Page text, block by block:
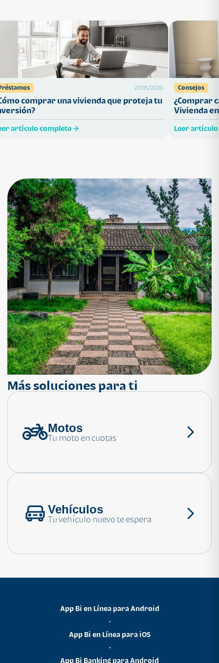
27/05/2026
comprar una vivienda que proteja tu
artículo completo
Consejos
¿Comprar
Vivienda
Leer
¿Necesitas ayuda?
Más soluciones para ti
Motos
Tu moto en cuotas
Vehículos
Tu vehículo nuevo te espera
App Bi en Línea para Android
•
App Bi en Línea para iOS
•
App Bi Banking para Android